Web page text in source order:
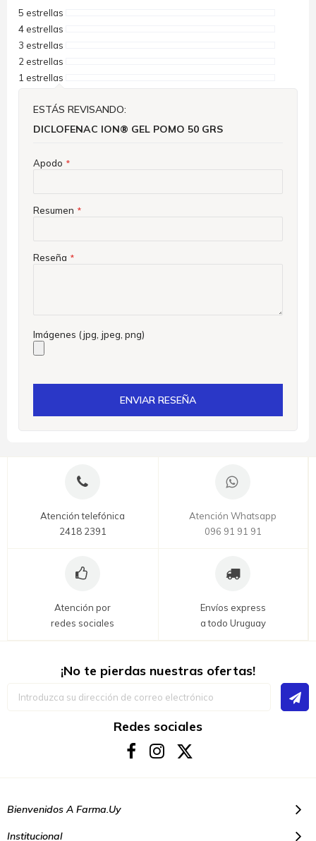
5 estrellas
4 estrellas
3 estrellas
2 estrellas
1 estrellas
ESTÁS REVISANDO:
DICLOFENAC ION® GEL POMO 50 GRS
Apodo
Resumen
Reseña
Imágenes (jpg, jpeg, png)
ENVIAR RESEÑA
Atención telefónica
2418 2391
Atención Whatsapp
096 91 91 91
Atención por
redes sociales
Envíos express
a todo Uruguay
¡No te pierdas nuestras ofertas!
Redes sociales
Bienvenidos A Farma.uy
Institucional